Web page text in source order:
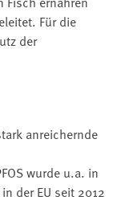
Für die
der
anreichernde
wurde u.a. in
der EU seit 2012